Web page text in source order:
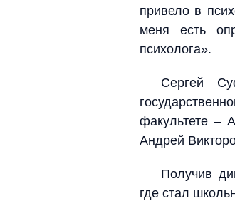
привело в
меня есть
психолога».
Сергей
факультете –
Андрей
Получив
где стал